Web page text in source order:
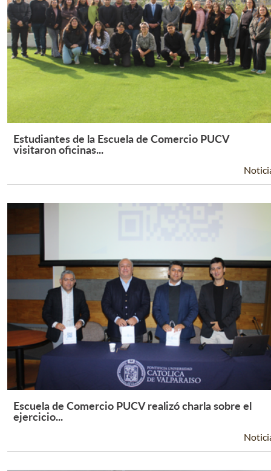
Leer Más +
Estudiantes de la Escuela de Comercio PUCV
visitaron oficinas...
Leer Más +
Escuela de Comercio PUCV realizó charla sobre el
ejercicio...